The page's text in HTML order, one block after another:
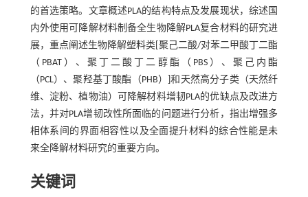
的首选策略。文章概述PLA的结构特点及发展现状，综述国
内外使用可降解材料制备全生物降解PLA复合材料的研究进
展，重点阐述生物降解塑料类[聚己二酸/对苯二甲酸丁二酯
（PBAT）、聚丁二酸丁二醇酯（PBS）、聚己内酯
（PCL）、聚羟基丁酸酯（PHB）]和天然高分子类（天然纤
维、淀粉、植物油）可降解材料增韧PLA的优缺点及改进方
法，并对PLA增韧改性所面临的问题进行分析，指出增强多
相体系间的界面相容性以及全面提升材料的综合性能是未
来全降解材料研究的重要方向。
关键词